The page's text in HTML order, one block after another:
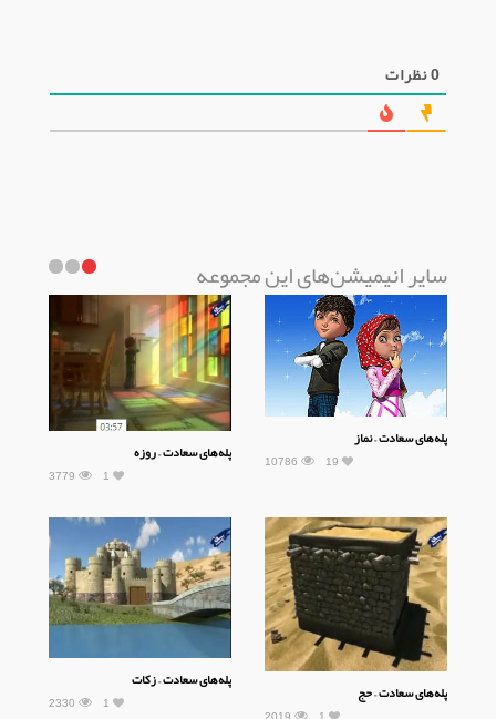
0نظرات
سایر انیمیشن‌های این مجموعه
پله‌های سعادت – نماز
10786 19 پله‌های سعادت – روزه
3779 1
پله‌های سعادت – حج
پله‌های سعادت – زکات
2330 1